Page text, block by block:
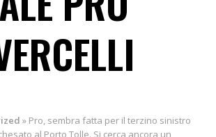
» Pro, sembra fatta per il terzino sinistro
al Porto Tolle. Si cerca ancora un